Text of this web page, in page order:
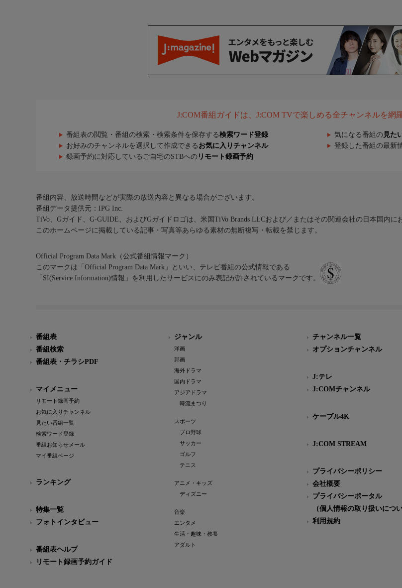
J:COM番組ガイドは、J:COM TVで楽しめる全チャンネルを網
番組表の閲覧・番組の検索・検索条件を保存する検索ワード登録 気になる番組の 見た
お好みのチャンネルを選択して作成できる お気に入りチャンネル 登録した番組の最新
録画予約に対応しているご自宅のSTBへの リモート録画予約
番組内容、放送時間などが実際の放送内容と異なる場合がございます。
番組データ提供元：IPG Inc.
TiVo、Gガイド、G-GUIDE、およびGガイドロゴは、米国TiVo Brands LLCおよび／またはその関連会社の日本国内に
このホームページに掲載している記事・写真等あらゆる素材の無断複写・転載を禁じます。
Official Program Data Mark（公式番組情報マーク）
このマークは「Official Program Data Mark」といい、テレビ番組の公式情報である
「SI(Service Information)情報」を利用したサービスにのみ表記が許されているマークです。
番組表
番組検索
番組表・チラシPDF
マイメニュー
リモート録画予約
お気に入りチャンネル
見たい番組一覧
検索ワード登録
番組お知らせメール
マイ番組ページ
ランキング
特集一覧
フォトインタビュー
番組表ヘルプ
リモート録画予約ガイド
ジャンル
洋画
邦画
海外ドラマ
国内ドラマ
アジアドラマ
韓流まつり
スポーツ
プロ野球
サッカー
ゴルフ
テニス
アニメ・キッズ
ディズニー
音楽
エンタメ
生活・趣味・教養
アダルト
チャンネル一覧
オプションチャンネル
J:テレ
J:COMチャンネル
ケーブル4K
J:COM STREAM
プライバシーポリシー
会社概要
プライバシーポータル
（個人情報の取り扱いについ
利用規約